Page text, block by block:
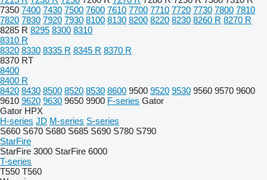
7350 7400 7430 7500 7600 7610 7700 7710 7720 7730 7800 7810
7820 7830 7920 7930 8100 8130 8200 8220 8230 8260 R 8270 R
8285 R 8295 8300 8310
8310 R
8320 8330 8335 R 8345 R 8370 R
8370 RT
8400
8400 R
8420 8430 8500 8520 8530 8600 9500 9520 9530 9560 9570 9600
9610 9620 9630 9650 9900 F-series Gator
Gator HPX
H-series JD M-series S-series
S660 S670 S680 S685 S690 S780 S790
StarFire
StarFire 3000 StarFire 6000
T-series
T550 T560